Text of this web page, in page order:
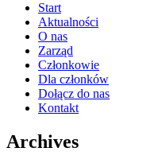
Start
Aktualności
O nas
Zarząd
Członkowie
Dla członków
Dołącz do nas
Kontakt
Archives